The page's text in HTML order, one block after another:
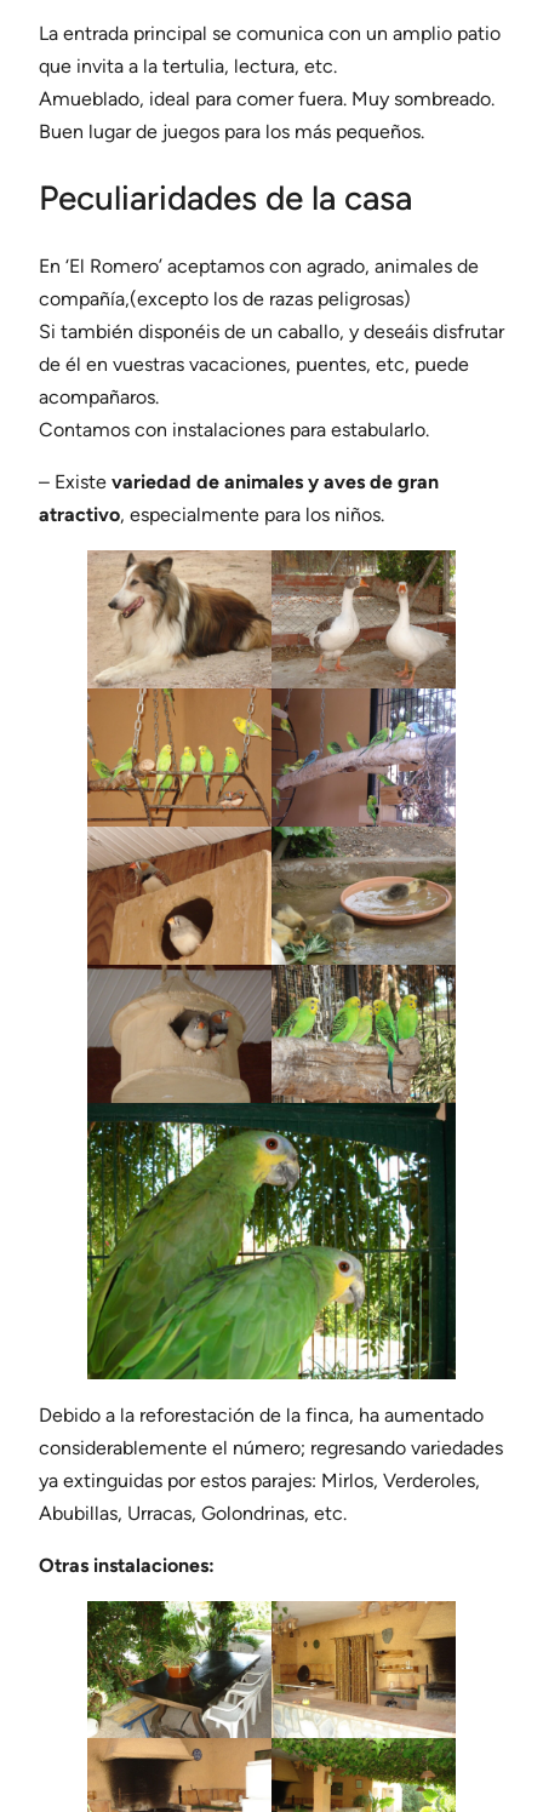
La entrada principal se comunica con un amplio patio
que invita a la tertulia, lectura, etc.
Amueblado, ideal para comer fuera. Muy sombreado.
Buen lugar de juegos para los más pequeños.
Peculiaridades de la casa
En ‘El Romero’ aceptamos con agrado, animales de
compañía,(excepto los de razas peligrosas)
Si también disponéis de un caballo, y deseáis disfrutar
de él en vuestras vacaciones, puentes, etc, puede
acompañaros.
Contamos con instalaciones para estabularlo.
– Existe variedad de animales y aves de gran
atractivo, especialmente para los niños.
Debido a la reforestación de la finca, ha aumentado
considerablemente el número; regresando variedades
ya extinguidas por estos parajes: Mirlos, Verderoles,
Abubillas, Urracas, Golondrinas, etc.
Otras instalaciones: